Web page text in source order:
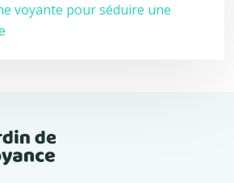
voyante pour séduire une